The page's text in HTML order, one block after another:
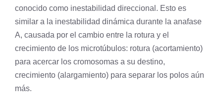
conocido como inestabilidad direccional. Esto es
similar a la inestabilidad dinámica durante la anafase
A, causada por el cambio entre la rotura y el
crecimiento de los microtúbulos: rotura (acortamiento)
para acercar los cromosomas a su destino,
crecimiento (alargamiento) para separar los polos aún
más.